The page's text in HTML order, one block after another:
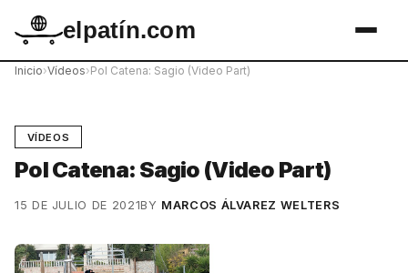
elpatín.com
Inicio›Vídeos›Pol Catena: Sagio (Video Part)
VÍDEOS
Pol Catena: Sagio (Video Part)
15 DE JULIO DE 2021BY MARCOS ÁLVAREZ WELTERS